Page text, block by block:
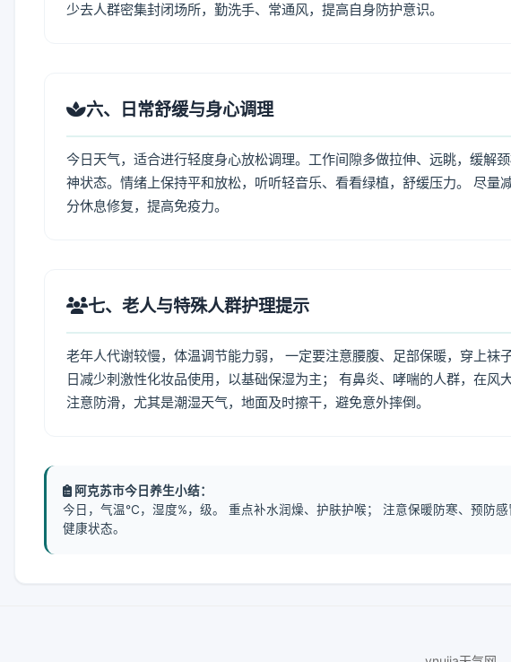
少去人群密集封闭场所，勤洗手、常通风，提高自身防护意识。
六、日常舒缓与身心调理
今日天气，适合进行轻度身心放松调理。工作间隙多做拉伸、远眺，缓解
神状态。情绪上保持平和放松，听听轻音乐、看看绿植，舒缓压力。 尽
分休息修复，提高免疫力。
七、老人与特殊人群护理提示
老年人代谢较慢，体温调节能力弱， 一定要注意腰腹、足部保暖，穿上袜
日减少刺激性化妆品使用，以基础保湿为主； 有鼻炎、哮喘的人群，在风
注意防滑，尤其是潮湿天气，地面及时擦干，避免意外摔倒。
阿克苏市今日养生小结：
今日，气温℃，湿度%，级。 重点补水润燥、护肤护喉； 注意保暖防寒、预防
健康状态。